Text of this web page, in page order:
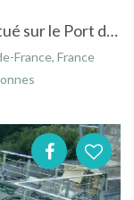
Appartement 2 pièces idéalement situé sur le Port du Crotoy
France, France